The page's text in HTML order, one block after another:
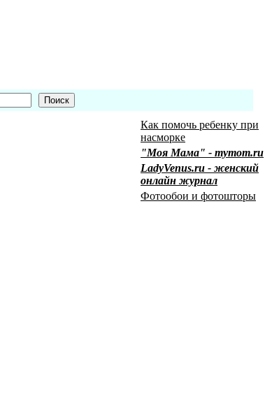
Как помочь ребенку при
насморке
"Моя Мама" - mymom.ru
LadyVenus.ru - женский
онлайн журнал
Фотообои и фотошторы